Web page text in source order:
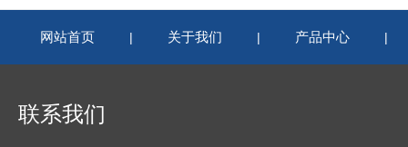
网站首页 | 关于我们 | 产品中心 |
联系我们